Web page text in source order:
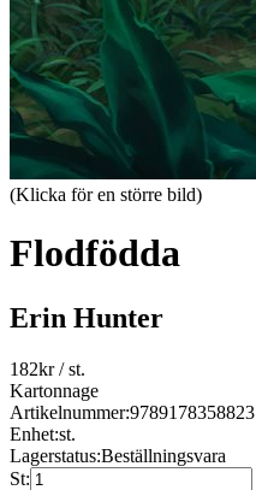
(Klicka för en större bild)
Flodfödda
Erin Hunter
182kr/ st.
Kartonnage
Artikelnummer:9789178358823
Enhet:st.
Lagerstatus:Beställningsvara
St: